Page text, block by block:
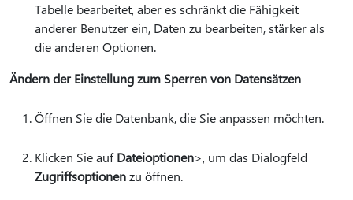
Tabelle bearbeitet, aber es schränkt die Fähigkeit
anderer Benutzer ein, Daten zu bearbeiten, stärker als
die anderen Optionen.
Ändern der Einstellung zum Sperren von Datensätzen
Öffnen Sie die Datenbank, die Sie anpassen möchten.
Klicken Sie aufDateioptionen>, um das Dialogfeld
Zugriffsoptionenzu öffnen.